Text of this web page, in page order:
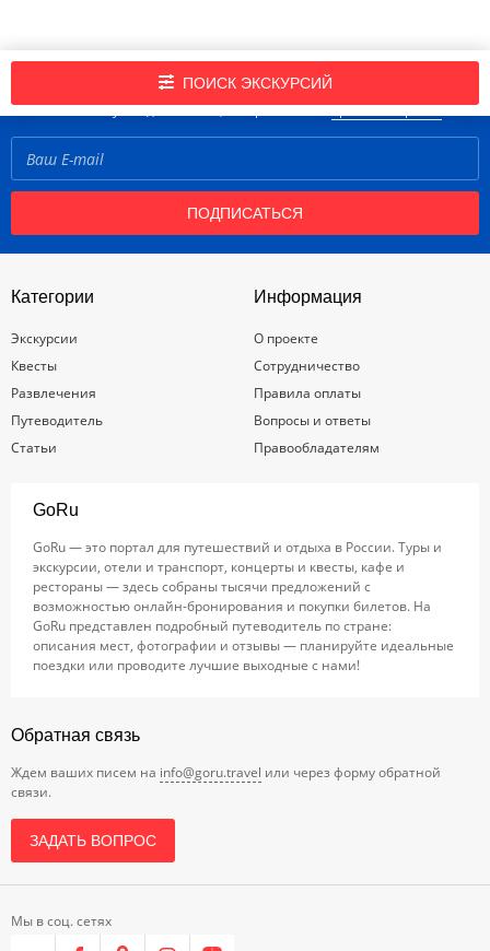
ПОИСК ЭКСКУРСИЙ
Подпишись на нашу рассылку новостей!
Нажимая кнопку «Подписаться», вы принимаетеправила портала
ПОДПИСАТЬСЯ
Категории
Экскурсии
Квесты
Развлечения
Путеводитель
Статьи
Информация
О проекте
Сотрудничество
Правила оплаты
Вопросы и ответы
Правообладателям
GoRu
GoRu — это портал для путешествий и отдыха в России. Туры и
экскурсии, отели и транспорт, концерты и квесты, кафе и
рестораны — здесь собраны тысячи предложений с
возможностью онлайн-бронирования и покупки билетов. На
GoRu представлен подробный путеводитель по стране:
описания мест, фотографии и отзывы — планируйте идеальные
поездки или проводите лучшие выходные с нами!
Обратная связь
Ждем ваших писем на info@goru.travel или через форму обратной
связи.
ЗАДАТЬ ВОПРОС
Мы в соц. сетях